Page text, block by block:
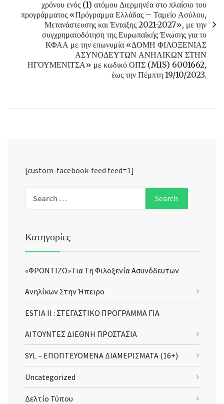
χρόνου ενός (1) ατόμου Διερμηνέα στο πλαίσιο του
προγράμματος «Πρόγραμμα Ελλάδας – Ταμείο Ασύλου,
Μετανάστευσης και Ένταξης 2021-2027», με την
συγχρηματοδότηση της Ευρωπαϊκής Ένωσης για το
ΚΦΑΑ με την επωνυμία «ΔΟΜΗ ΦΙΛΟΞΕΝΙΑΣ
ΑΣΥΝΟΔΕΥΤΩΝ ΑΝΗΛΙΚΩΝ ΣΤΗΝ
ΗΓΟΥΜΕΝΙΤΣΑ» με κωδικό ΟΠΣ (MIS) 6001662,
έως την Πέμπτη 19/10/2023.
[custom-facebook-feed feed=1]
Κατηγορίες
«ΦΡΟΝΤΙΖΩ» Για Τη Φιλοξενία Ασυνόδευτων
Ανηλίκων Στην Ήπειρο
ESTIA II : ΣΤΕΓΑΣΤΙΚΟ ΠΡΟΓΡΑΜΜΑ ΓΙΑ
ΑΙΤΟΥΝΤΕΣ ΔΙΕΘΝΗ ΠΡΟΣΤΑΣΙΑ
SYL – ΕΠΟΠΤΕΥΟΜΕΝΑ ΔΙΑΜΕΡΙΣΜΑΤΑ (16+)
Uncategorized
Δελτίο Τύπου